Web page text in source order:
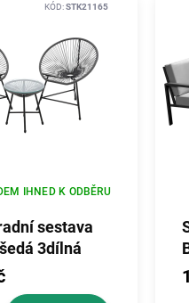
sestava
3dílná
68 cm, Š 72
cm
IHNED K ODBĚRU
KÓD:STK21165